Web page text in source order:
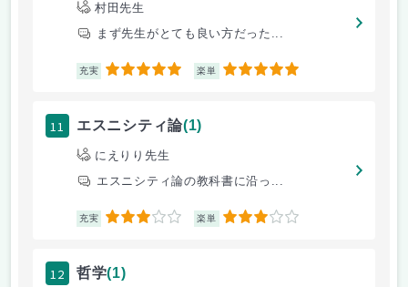
村田先生
まず先生がとても良い方だった...
充実 5 楽単 5
11 エスニシティ論(1)
にえりり先生
エスニシティ論の教科書に沿っ...
充実 3 楽単 3
12 哲学(1)